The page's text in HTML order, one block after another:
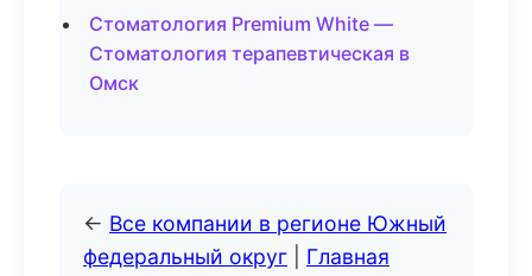
Стоматология Premium White —
Стоматология терапевтическая в
Омск
← Все компании в регионе Южный
федеральный округ
Главная